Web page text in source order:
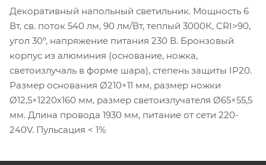
Декоративный напольный светильник. Мощность 6
Вт, св. поток 540 лм, 90 лм/Вт, теплый 3000К, CRI>90,
угол 30°, напряжение питания 230 В. Бронзовый
корпус из алюминия (основание, ножка,
светоизлучаль в форме шара), степень защиты IP20.
Размер основания Ø210×11 мм, размер ножки
Ø12,5×1220х160 мм, размер светоизлучателя Ø65×55,5
мм. Длина провода 1930 мм, питание от сети 220-
240V. Пульсация < 1%